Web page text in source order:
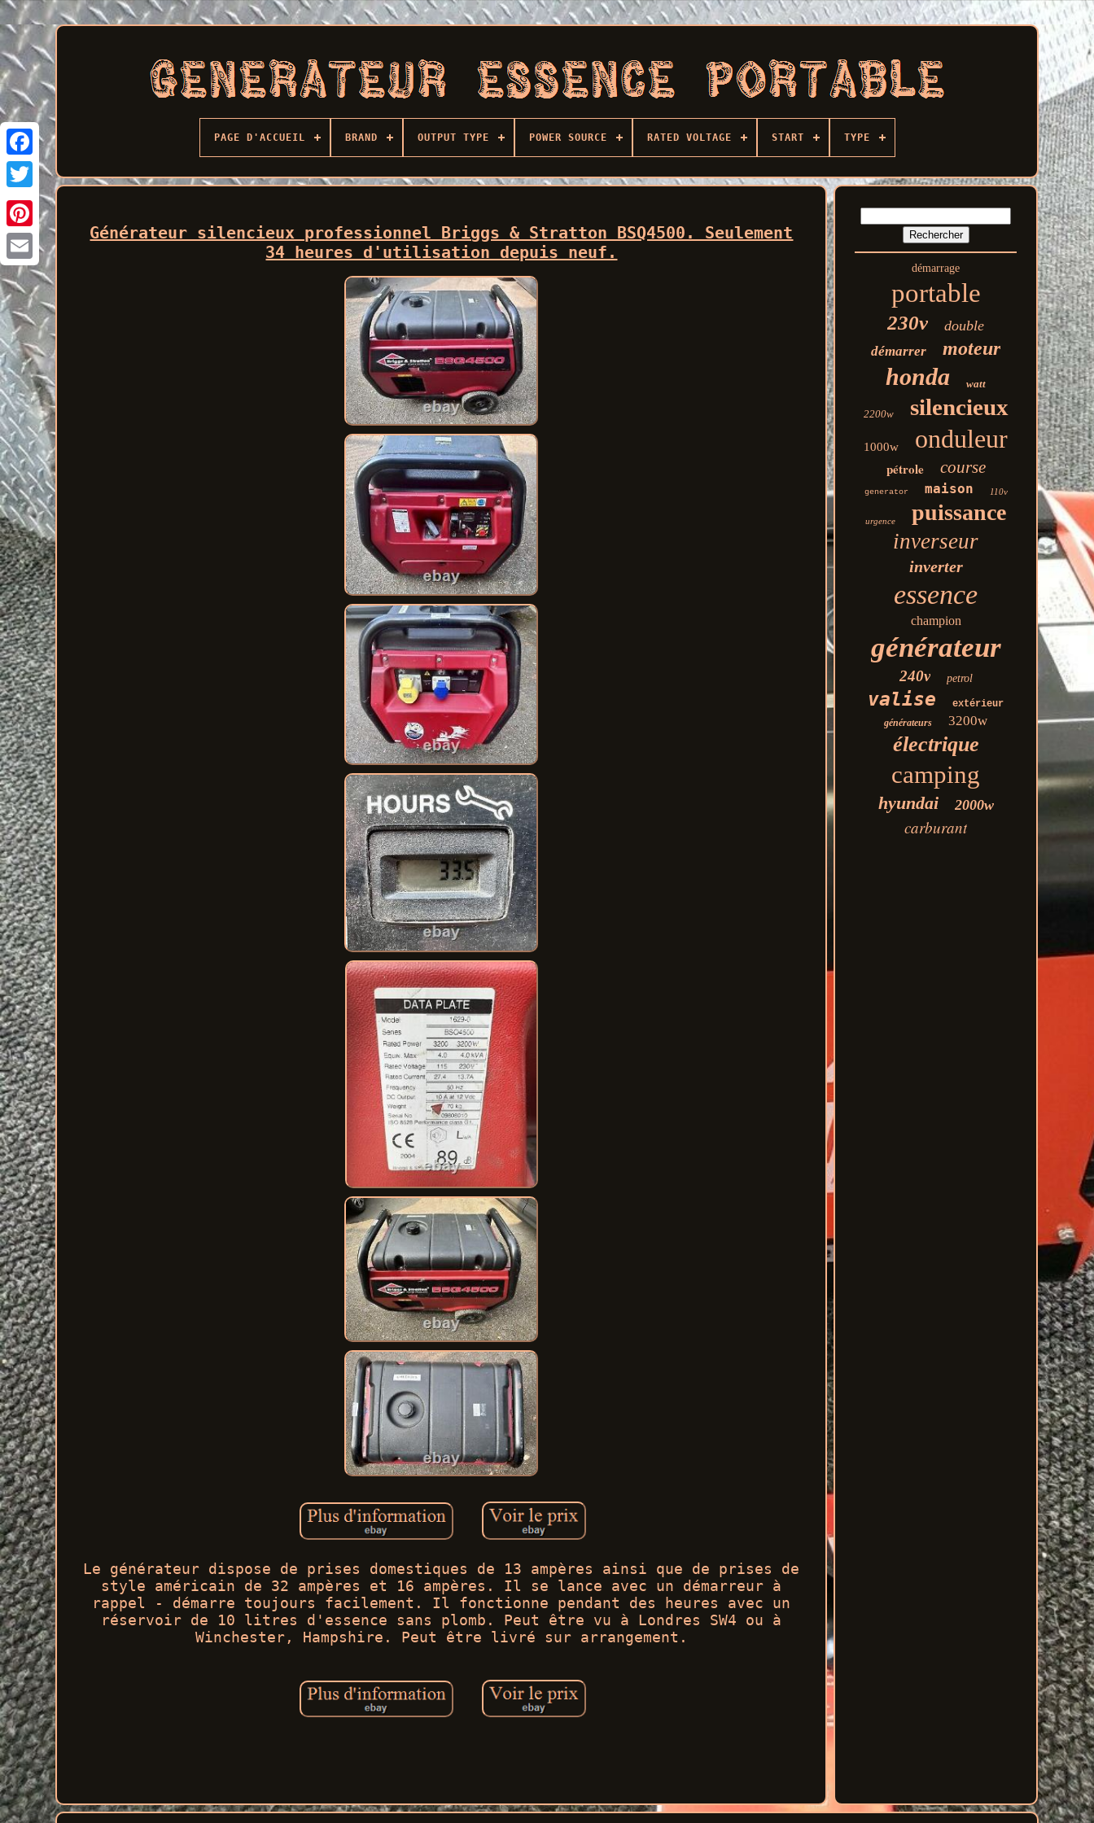
Facebook
PAGE D'ACCUEIL BRAND OUTPUT TYPE POWER SOURCE RATED VOLTAGE START TYPE
Générateur silencieux professionnel Briggs & Stratton BSQ4500. Seulement
34 heures d'utilisation depuis neuf.
Le générateur dispose de prises domestiques de 13 ampères ainsi que de prises de
style américain de 32 ampères et 16 ampères. Il se lance avec un démarreur à
rappel - démarre toujours facilement. Il fonctionne pendant des heures avec un
réservoir de 10 litres d'essence sans plomb. Peut être vu à Londres SW4 ou à
Winchester, Hampshire. Peut être livré sur arrangement.
démarrage
portable
230v double
démarrer moteur
honda watt
2200w silencieux
1000w onduleur
pétrole course
generator maison 110v
urgence puissance
inverseur
inverter
essence
champion
générateur
240v petrol
valise
extérieur
générateurs
3200w
électrique
camping
hyundai 2000w
carburant